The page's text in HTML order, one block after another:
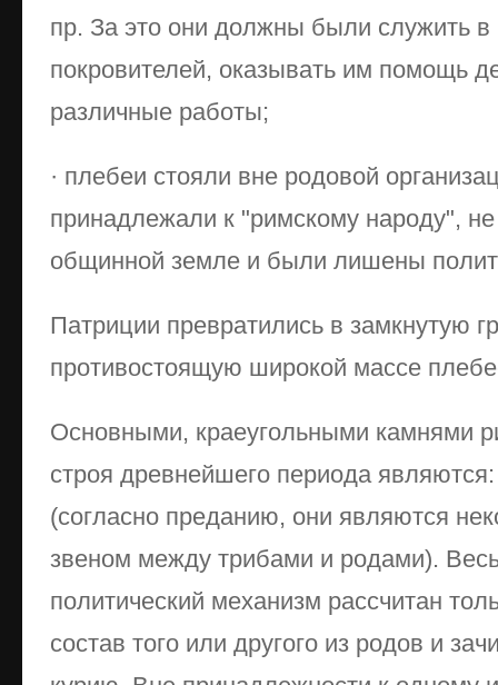
пр. За это они должны были служить в
покровителей, оказывать им помощь
различные работы;
· плебеи стояли вне родовой
принадлежали к "римскому народу",
общинной земле и были лишены
Патриции превратились в замкнутую
противостоящую широкой массе
Основными, краеугольными камнями
строя древнейшего периода
(согласно преданию, они являются
звеном между трибами и родами).
политический механизм рассчитан
состав того или другого из родов и